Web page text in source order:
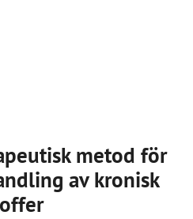
metod för
av kronisk